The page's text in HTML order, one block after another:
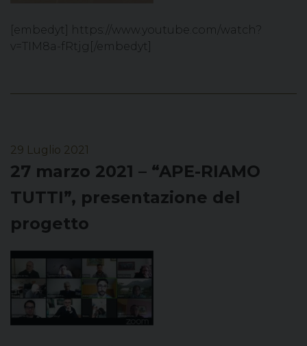
[embedyt] https://www.youtube.com/watch?
v=TIM8a-fRtjg[/embedyt]
29 Luglio 2021
27 marzo 2021 – “APE-RIAMO
TUTTI”, presentazione del
progetto